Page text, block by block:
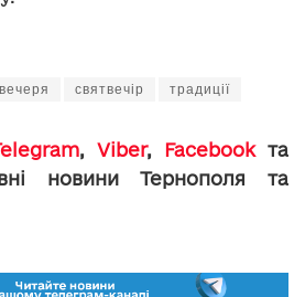
святвечір традиції
, Viber, Facebookта
новини Тернополя та